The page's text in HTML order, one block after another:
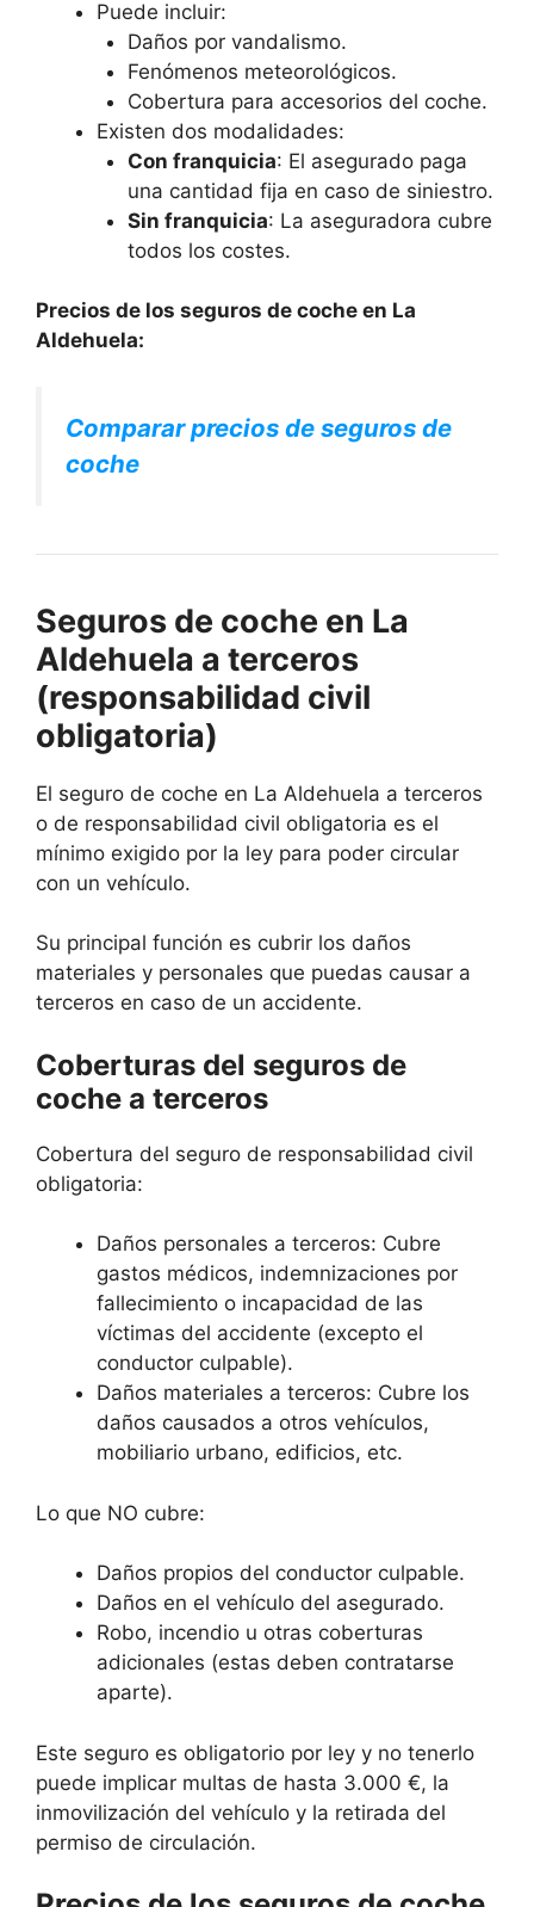
Puede incluir:
Daños por vandalismo.
Fenómenos meteorológicos.
Cobertura para accesorios del coche.
Existen dos modalidades:
Con franquicia: El asegurado paga
una cantidad fija en caso de siniestro.
Sin franquicia: La aseguradora cubre
todos los costes.
Precios de los seguros de coche en La
Aldehuela:
Comparar precios de seguros de
coche
Seguros de coche en La
Aldehuela a terceros
(responsabilidad civil
obligatoria)
El seguro de coche en La Aldehuela a terceros
o de responsabilidad civil obligatoria es el
mínimo exigido por la ley para poder circular
con un vehículo.
Su principal función es cubrir los daños
materiales y personales que puedas causar a
terceros en caso de un accidente.
Coberturas del seguros de
coche a terceros
Cobertura del seguro de responsabilidad civil
obligatoria:
Daños personales a terceros: Cubre
gastos médicos, indemnizaciones por
fallecimiento o incapacidad de las
víctimas del accidente (excepto el
conductor culpable).
Daños materiales a terceros: Cubre los
daños causados a otros vehículos,
mobiliario urbano, edificios, etc.
Lo que NO cubre:
Daños propios del conductor culpable.
Daños en el vehículo del asegurado.
Robo, incendio u otras coberturas
adicionales (estas deben contratarse
aparte).
Este seguro es obligatorio por ley y no tenerlo
puede implicar multas de hasta 3.000 €, la
inmovilización del vehículo y la retirada del
permiso de circulación.